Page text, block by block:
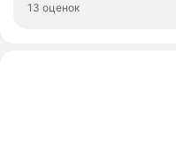
13 оценок